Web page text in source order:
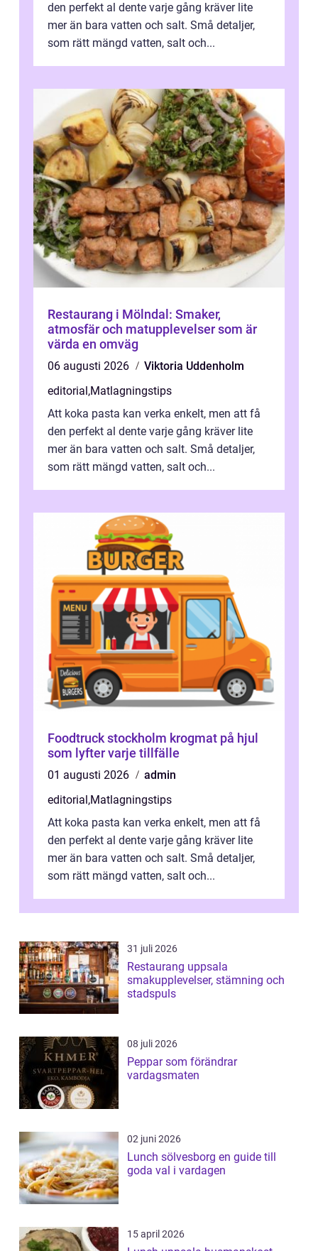
den perfekt al dente varje gång kräver lite
mer än bara vatten och salt. Små detaljer,
som rätt mängd vatten, salt och...
Restaurang i Mölndal: Smaker,
atmosfär och matupplevelser som är
värda en omväg
06 augusti 2026
Viktoria Uddenholm
editorial ,Matlagningstips
Att koka pasta kan verka enkelt, men att få
den perfekt al dente varje gång kräver lite
mer än bara vatten och salt. Små detaljer,
som rätt mängd vatten, salt och...
Foodtruck stockholm krogmat på hjul
som lyfter varje tillfälle
01 augusti 2026
admin
editorial ,Matlagningstips
Att koka pasta kan verka enkelt, men att få
den perfekt al dente varje gång kräver lite
mer än bara vatten och salt. Små detaljer,
som rätt mängd vatten, salt och...
31 juli 2026
Restaurang uppsala
smakupplevelser, stämning och
stadspuls
08 juli 2026
Peppar som förändrar
vardagsmaten
02 juni 2026
Lunch sölvesborg en guide till
goda val i vardagen
15 april 2026